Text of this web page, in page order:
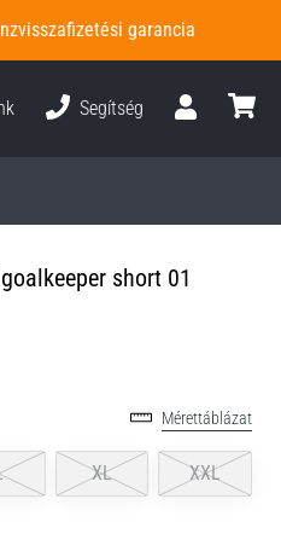
garancia
Segítség
short 01
Mérettáblázat
XL XXL